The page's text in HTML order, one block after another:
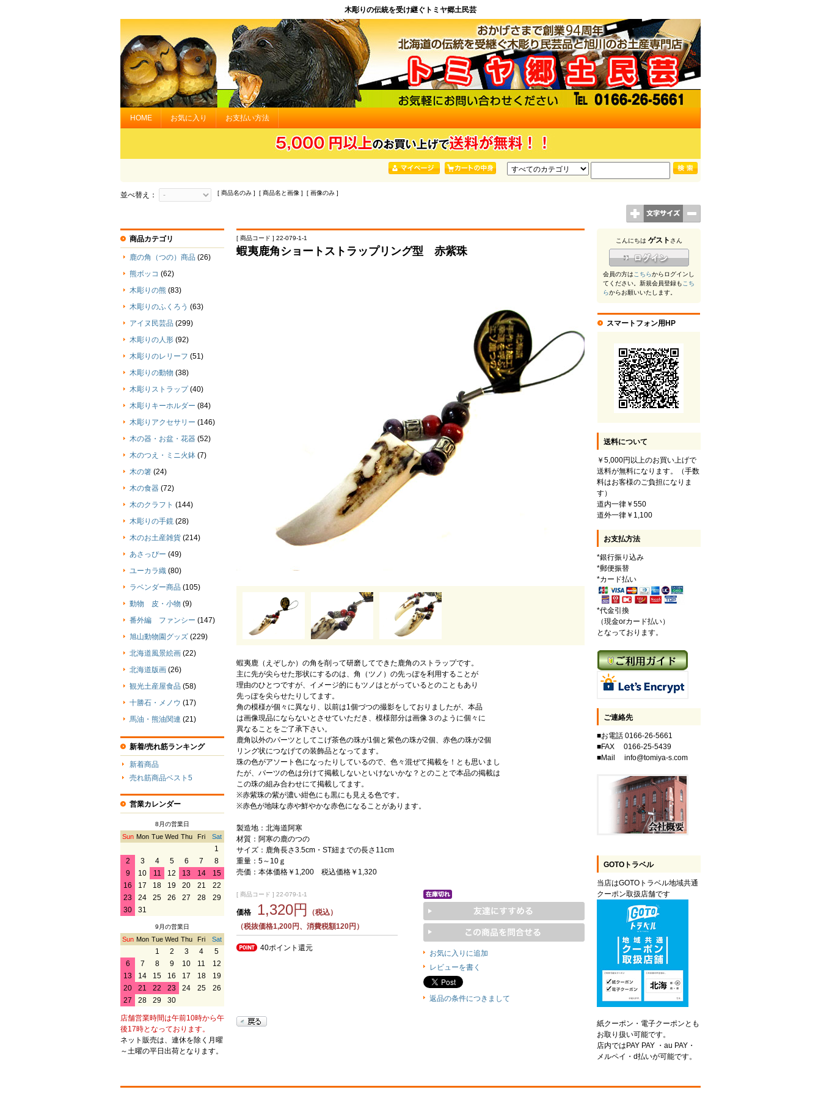
木彫りの伝統を受け継ぐトミヤ郷土民芸
HOME お気に入り お支払い方法
並べ替え： [ 商品名のみ ] [ 商品名と画像 ] [ 画像のみ ]
[ 商品コード ] 22-079-1-1
蝦夷鹿角ショートストラップリング型 赤紫珠
蝦夷鹿（えぞしか）の角を削って研磨してできた鹿角のストラップです。
主に先が尖らせた形状にするのは、角（ツノ）の先っぽを利用することが
理由のひとつですが、イメージ的にもツノはとがっているとのこともあり
先っぽを尖らせたりしてます。
角の模様が個々に異なり、以前は1個づつの撮影をしておりましたが、本品
は画像現品にならないとさせていただき、模様部分は画像３のように個々に
異なることをご了承下さい。
鹿角以外のパーツとしてこげ茶色の珠が1個と紫色の珠が2個、赤色の珠が2個
リング状につなげての装飾品となってます。
珠の色がアソート色になったりしているので、色々混ぜて掲載を！とも思いまし
たが、パーツの色は分けて掲載しないといけないかな？とのことで本品の掲載は
この珠の組み合わせにて掲載してます。
※赤紫珠の紫が濃い紺色にも黒にも見える色です。
※赤色が地味な赤や鮮やかな赤色になることがあります。
製造地：北海道阿寒
材質：阿寒の鹿のつの
サイズ：鹿角長さ3.5cm・ST紐までの長さ11cm
重量：5～10ｇ
売価：本体価格￥1,200 税込価格￥1,320
[ 商品コード ] 22-079-1-1
価格 1,320円
（税込）
（税抜価格1,200円、消費税額120円）
40ポイント還元
お気に入りに追加
レビューを書く
返品の条件につきまして
商品カテゴリ
鹿の角（つの）商品 (26)
熊ボッコ (62)
木彫りの熊 (83)
木彫りのふくろう (63)
アイヌ民芸品 (299)
木彫りの人形 (92)
木彫りのレリーフ (51)
木彫りの動物 (38)
木彫りストラップ (40)
木彫りキーホルダー (84)
木彫りアクセサリー (146)
木の器・お盆・花器 (52)
木のつえ・ミニ火鉢 (7)
木の箸 (24)
木の食器 (72)
木のクラフト (144)
木彫りの手鏡 (28)
木のお土産雑貨 (214)
あさっぴー (49)
ユーカラ織 (80)
ラベンダー商品 (105)
動物 皮・小物 (9)
番外編 ファンシー (147)
旭山動物園グッズ (229)
北海道風景絵画 (22)
北海道版画 (26)
観光土産屋食品 (58)
十勝石・メノウ (17)
馬油・熊油関連 (21)
新着/売れ筋ランキング
新着商品
売れ筋商品ベスト5
営業カレンダー
8月の営業日
Sun Mon Tue Wed Thu Fri Sat
1
2
3 4 5 6 7
8
9
10 11 12 13 14
15
16
17 18 19 20 21
22
23
24 25 26 27 28
29
30
31
9月の営業日
Sun Mon Tue Wed Thu Fri Sat
1 2 3 4
5
6
7 8 9 10 11
12
13
14 15 16 17 18
19
20
21 22 23 24 25
26
27
28 29 30
店舗営業時間は午前10時から午
後17時となっております。
ネット販売は、連休を除く月曜
～土曜の平日出荷となります。
こんにちは ゲスト さん
会員の方はこちらからログインし
てください。新規会員登録もこち
らからお願いいたします。
スマートフォン用HP
送料について
￥5,000円以上のお買い上げで
送料が無料になります。（手数
料はお客様のご負担になりま
す）
道内一律￥550
道外一律￥1,100
お支払方法
*銀行振り込み
*郵便振替
*カード払い
*代金引換
（現金orカード払い）
となっております。
ご連絡先
■お電話 0166-26-5661
■FAX 0166-25-5439
■Mail info@tomiya-s.com
GOTOトラベル
当店はGOTOトラベル地域共通
クーポン取扱店舗です
紙クーポン・電子クーポンとも
お取り扱い可能です。
店内ではPAY PAY ・au PAY・
メルペイ・d払いが可能です。